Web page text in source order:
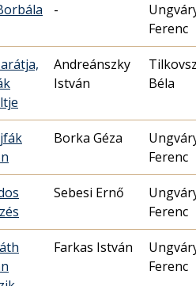
-
Ferenc
Andreánszky
István
Béla
Borka Géza
Ferenc
Sebesi Ernő
Ferenc
Farkas István
Ferenc